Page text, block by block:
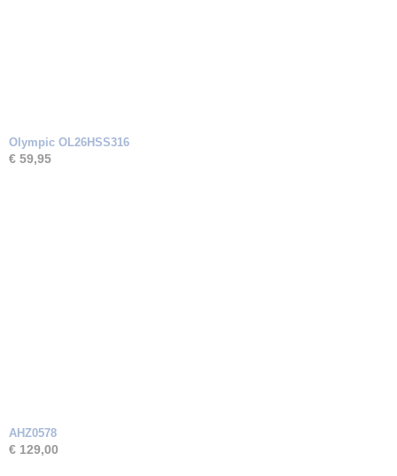
Olympic OL26HSS316
€ 59,95
AHZ0578
€ 129,00